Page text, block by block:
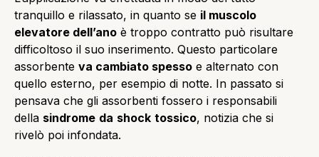
tranquillo e rilassato, in quanto se il muscolo
elevatore dell’ano è troppo contratto può risultare
difficoltoso il suo inserimento. Questo particolare
assorbente va cambiato spesso e alternato con
quello esterno, per esempio di notte. In passato si
pensava che gli assorbenti fossero i responsabili
della sindrome da shock tossico, notizia che si
rivelò poi infondata.